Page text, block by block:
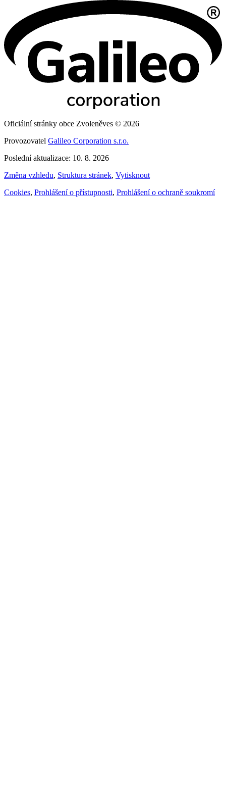
Oficiální stránky obce Zvoleněves © 2026
Provozovatel Galileo Corporation s.r.o.
Poslední aktualizace: 10. 8. 2026
Změna vzhledu, Struktura stránek, Vytisknout
Cookies, Prohlášení o přístupnosti, Prohlášení o ochraně soukromí